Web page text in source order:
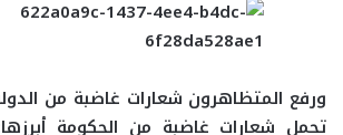
ورفع المتظاهرون شعارات غاضبة من
تحمل شعارات غاضبة من الحكومة